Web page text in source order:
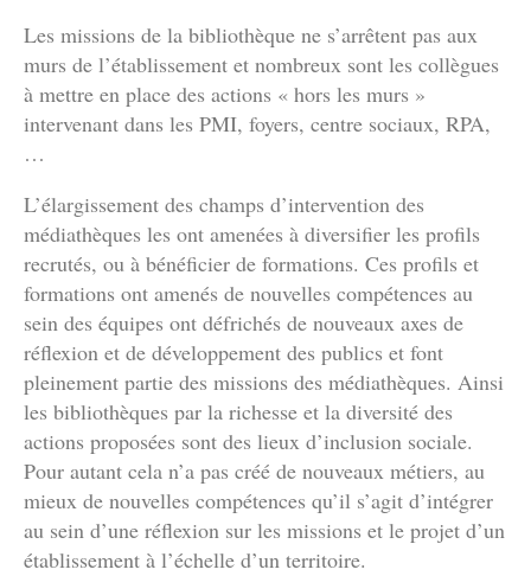
Les missions de la bibliothèque ne s’arrêtent pas aux
murs de l’établissement et nombreux sont les collègues
à mettre en place des actions « hors les murs »
intervenant dans les PMI, foyers, centre sociaux, RPA,
…
L’élargissement des champs d’intervention des
médiathèques les ont amenées à diversifier les profils
recrutés, ou à bénéficier de formations. Ces profils et
formations ont amenés de nouvelles compétences au
sein des équipes ont défrichés de nouveaux axes de
réflexion et de développement des publics et font
pleinement partie des missions des médiathèques. Ainsi
les bibliothèques par la richesse et la diversité des
actions proposées sont des lieux d’inclusion sociale.
Pour autant cela n’a pas créé de nouveaux métiers, au
mieux de nouvelles compétences qu’il s’agit d’intégrer
au sein d’une réflexion sur les missions et le projet d’un
établissement à l’échelle d’un territoire.